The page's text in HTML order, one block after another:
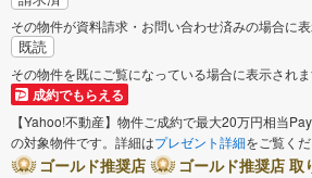
その物件が資料請求・お問い合わせ済みの場合に表
既読
その物件を既にご覧になっている場合に表示されま
成約でもらえる
【Yahoo!不動産】物件ご成約で最大20万円相当
の対象物件です。詳細はプレゼント詳細をご覧くだ
ゴールド推奨店
ゴールド推奨店 取